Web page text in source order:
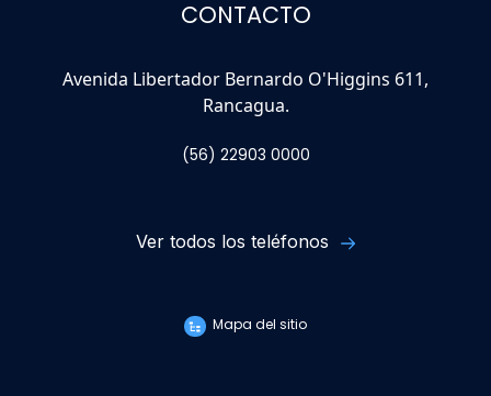
CONTACTO
Avenida Libertador Bernardo O'Higgins 611,
Rancagua.
(56) 22903 0000
Ver todos los teléfonos
Mapa del sitio